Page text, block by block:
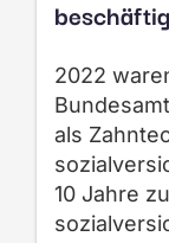
2022
als
10 Jahre